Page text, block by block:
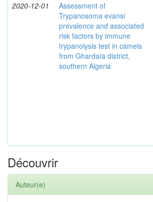
2020-12-01
Assessment of
Trypanosoma evansi
prevalence and associated
risk factors by immune
trypanolysis test in camels
from Ghardaïa district,
southern Algeria
Découvrir
Auteur(e)